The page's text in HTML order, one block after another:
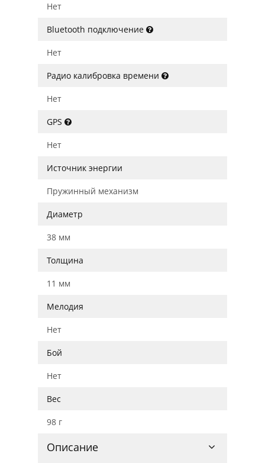
Нет
Bluetooth подключение
Нет
Радио калибровка времени
Нет
GPS
Нет
Источник энергии
Пружинный механизм
Диаметр
38 мм
Толщина
11 мм
Мелодия
Нет
Бой
Нет
Вес
98 г
Описание